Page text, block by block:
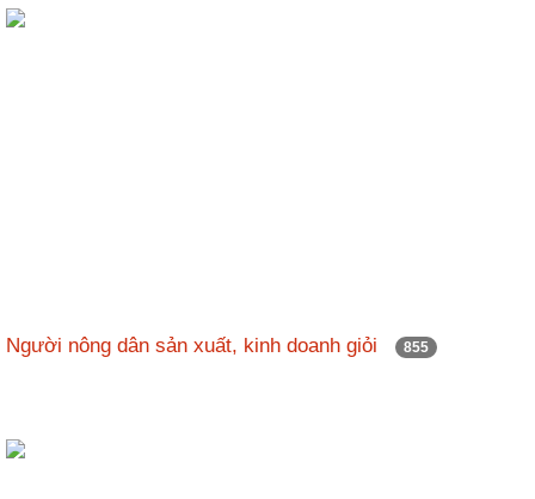
Người nông dân sản xuất, kinh doanh giỏi 855